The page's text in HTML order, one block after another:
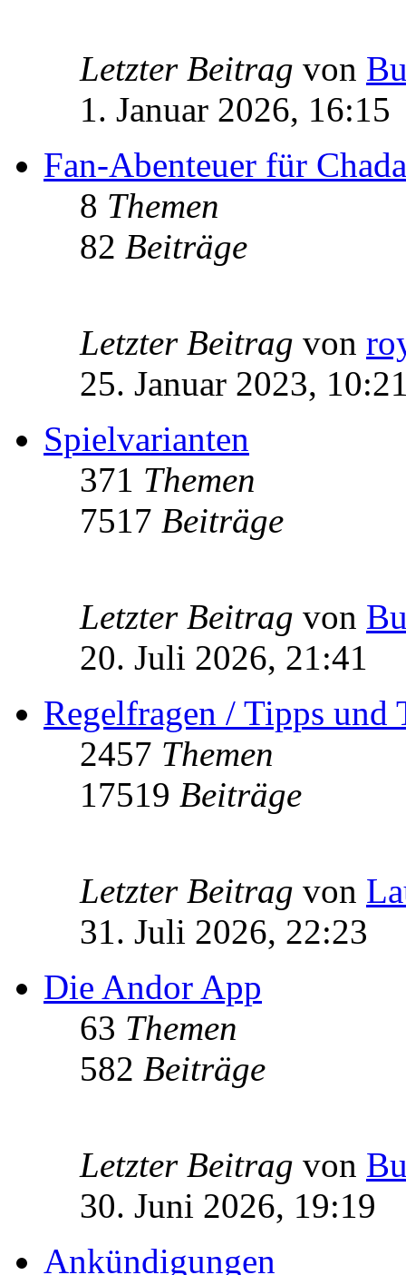
Letzter Beitrag von
1. Januar 2026, 16:15
Fan-Abenteuer für
8 Themen
82 Beiträge
Letzter Beitrag von
25. Januar 2023,
Spielvarianten
371 Themen
7517 Beiträge
Letzter Beitrag von
20. Juli 2026, 21:41
Regelfragen / Tipps und
2457 Themen
17519 Beiträge
Letzter Beitrag von
31. Juli 2026, 22:23
Die Andor App
63 Themen
582 Beiträge
Letzter Beitrag von
30. Juni 2026, 19:19
Ankündigungen